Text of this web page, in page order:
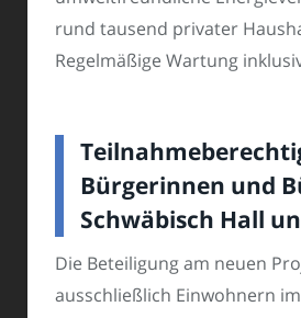
rund tausend privater
Regelmäßige Wartung
Bürgerinnen und
Schwäbisch Hall
Die Beteiligung am neuen
ausschließlich Einwohnern